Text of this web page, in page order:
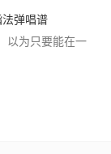
弹唱谱
以为只要能在一